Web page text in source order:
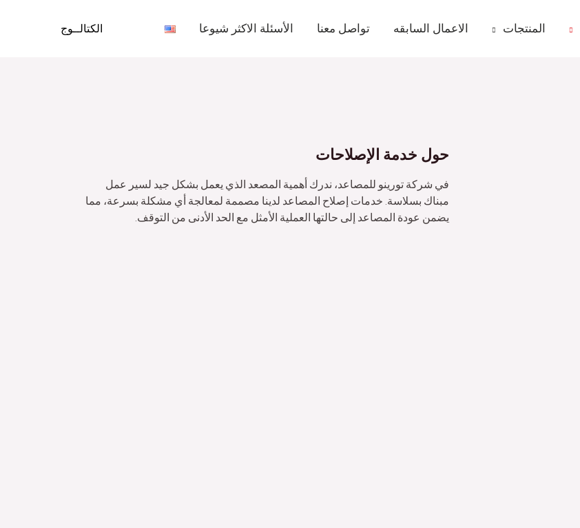
المنتجات الاعمال السابقه تواصل معنا الأسئلة الاكثر شيوعا الكتالــوج
حول خدمة الإصلاحات
في شركة تورينو للمصاعد، ندرك أهمية المصعد الذي يعمل بشكل جيد لسير عمل
مبناك بسلاسة. خدمات إصلاح المصاعد لدينا مصممة لمعالجة أي مشكلة بسرعة، مما
يضمن عودة المصاعد إلى حالتها العملية الأمثل مع الحد الأدنى من التوقف.